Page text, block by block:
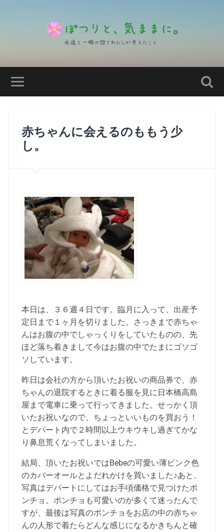
赤ちゃんに会えるのももう少
し。
本日は、３６週４日です。臨月に入って、出産予
定日まで１ヶ月を切りました。さっきまで赤ちゃ
んはお腹の中でしゃっくりをしていたものの、先
ほど落ち着きまして今はお腹の中でたまにゴソゴ
ソしています。
昨日は会社の方から頂いたお祝いの商品券で、赤
ちゃんの退院するときに着る服を見に日本橋高島
屋まで電車に乗って行ってきました。せっかく頂
いたお祝いなので、ちょっといいものを買おう！
とデパート内で２時間以上ウキウキし過ぎてかな
り鼻息荒くなってしまいました。
結局、頂いたお祝いではBebeの可愛い薄ピンク色
のカバーオールとよだれかけを買いました♪あと、
写真はデパートにしてはお手頃価格で見つけたポ
ンチョ。ポンチョも可愛いのが多くて迷ったんで
すが、最後は写真のポンチョをお店の中の赤ちゃ
んの人形で着たらどんな感じになるかきちんと確